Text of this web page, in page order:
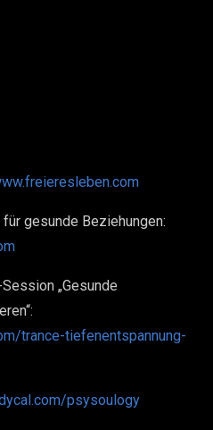
gesunde Beziehungen:
„Gesunde
trance-tiefenentspannung-
psysoulogy